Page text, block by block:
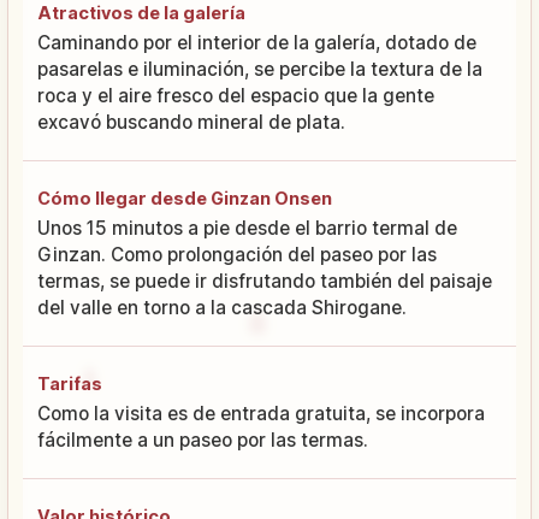
Atractivos de la galería
Caminando por el interior de la galería, dotado de
pasarelas e iluminación, se percibe la textura de la
roca y el aire fresco del espacio que la gente
excavó buscando mineral de plata.
Cómo llegar desde Ginzan Onsen
Unos 15 minutos a pie desde el barrio termal de
Ginzan. Como prolongación del paseo por las
termas, se puede ir disfrutando también del paisaje
del valle en torno a la cascada Shirogane.
Tarifas
Como la visita es de entrada gratuita, se incorpora
fácilmente a un paseo por las termas.